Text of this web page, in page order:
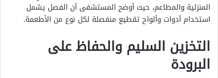
المنزلية والمطاعم، حيث أوضح المستشفى أن الفصل يشمل
استخدام أدوات وألواح تقطيع منفصلة لكل نوع من الأطعمة.
التخزين السليم والحفاظ على
البرودة